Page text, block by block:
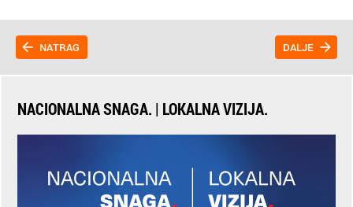
NATRAG DALJE
NACIONALNA SNAGA. | LOKALNA VIZIJA.